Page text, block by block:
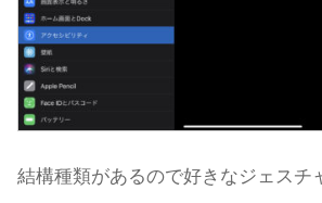
結構種類があるので好きなジェスチ